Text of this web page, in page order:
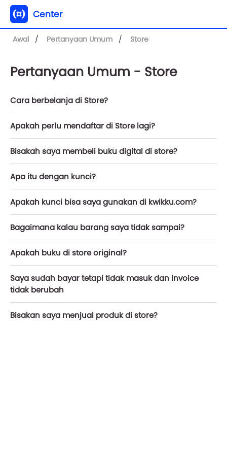
Center
Awal Pertanyaan Umum Store
Pertanyaan Umum - Store
Cara berbelanja di Store?
Apakah perlu mendaftar di Store lagi?
Bisakah saya membeli buku digital di store?
Apa itu dengan kunci?
Apakah kunci bisa saya gunakan di kwikku.com?
Bagaimana kalau barang saya tidak sampai?
Apakah buku di store original?
Saya sudah bayar tetapi tidak masuk dan invoice
tidak berubah
Bisakan saya menjual produk di store?